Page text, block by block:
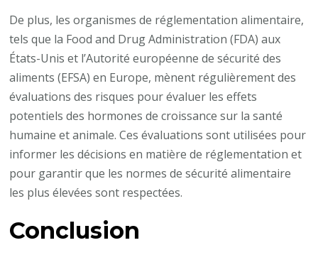
De plus, les organismes de réglementation alimentaire,
tels que la Food and Drug Administration (FDA) aux
États-Unis et l’Autorité européenne de sécurité des
aliments (EFSA) en Europe, mènent régulièrement des
évaluations des risques pour évaluer les effets
potentiels des hormones de croissance sur la santé
humaine et animale. Ces évaluations sont utilisées pour
informer les décisions en matière de réglementation et
pour garantir que les normes de sécurité alimentaire
les plus élevées sont respectées.
Conclusion